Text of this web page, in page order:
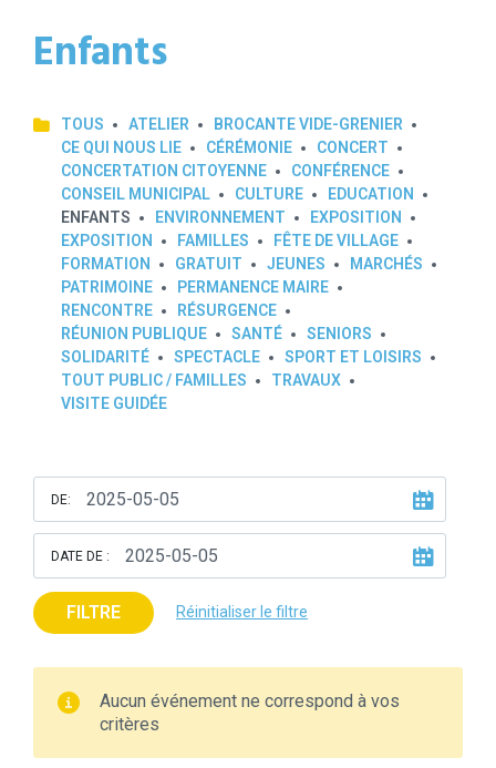
Enfants
TOUS ATELIER
BROCANTE VIDE-GRENIER
CE QUI NOUS LIE
CÉRÉMONIE
CONCERT
CONCERTATION CITOYENNE
CONFÉRENCE
CONSEIL MUNICIPAL
CULTURE
EDUCATION
ENFANTS
ENVIRONNEMENT
EXPOSITION
EXPOSITION
FAMILLES
FÊTE DE VILLAGE
FORMATION
GRATUIT JEUNES
MARCHÉS
PATRIMOINE
PERMANENCE MAIRE
RENCONTRE
RÉSURGENCE
RÉUNION PUBLIQUE
SANTÉ
SENIORS
SOLIDARITÉ
SPECTACLE
SPORT ET LOISIRS
TOUT PUBLIC / FAMILLES
TRAVAUX
VISITE GUIDÉE
DE:
DATE DE :
FILTRE Réinitialiser le filtre
Aucun événement ne correspond à vos
critères